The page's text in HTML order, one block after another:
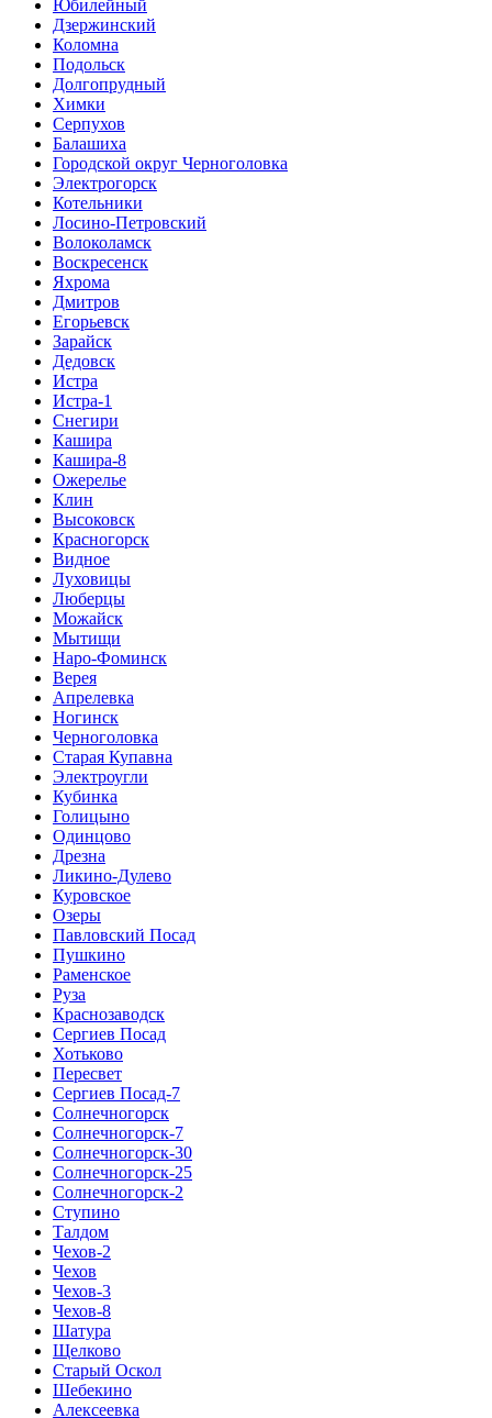
Юбилейный
Дзержинский
Коломна
Подольск
Долгопрудный
Химки
Серпухов
Балашиха
Городской округ Черноголовка
Электрогорск
Котельники
Лосино-Петровский
Волоколамск
Воскресенск
Яхрома
Дмитров
Егорьевск
Зарайск
Дедовск
Истра
Истра-1
Снегири
Кашира
Кашира-8
Ожерелье
Клин
Высоковск
Красногорск
Видное
Луховицы
Люберцы
Можайск
Мытищи
Наро-Фоминск
Верея
Апрелевка
Ногинск
Черноголовка
Старая Купавна
Электроугли
Кубинка
Голицыно
Одинцово
Дрезна
Ликино-Дулево
Куровское
Озеры
Павловский Посад
Пушкино
Раменское
Руза
Краснозаводск
Сергиев Посад
Хотьково
Пересвет
Сергиев Посад-7
Солнечногорск
Солнечногорск-7
Солнечногорск-30
Солнечногорск-25
Солнечногорск-2
Ступино
Талдом
Чехов-2
Чехов
Чехов-3
Чехов-8
Шатура
Щелково
Старый Оскол
Шебекино
Алексеевка